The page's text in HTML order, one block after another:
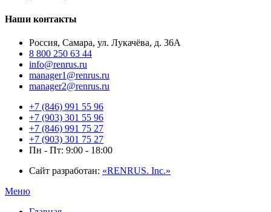
Наши контакты
Россия, Самара, ул. Лукачёва, д. 36А
8 800 250 63 44
info@renrus.ru
manager1@renrus.ru
manager2@renrus.ru
+7 (846) 991 55 96
+7 (903) 301 55 96
+7 (846) 991 75 27
+7 (903) 301 75 27
Пн - Пт: 9:00 - 18:00
Сайт разработан: «RENRUS. Inc.»
Меню